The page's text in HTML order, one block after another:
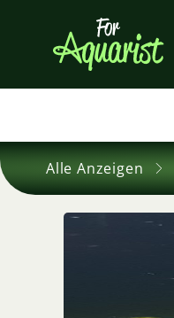
Alle Anzeigen